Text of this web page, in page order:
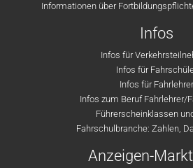
Informationen über
Infos
Infos für
Infos für
Infos für Fahrlehrer
Infos zum Beruf Fahrlehrer/
Führerscheinklassen
Fahrschulbranche: Zahlen,
Anzeigen-